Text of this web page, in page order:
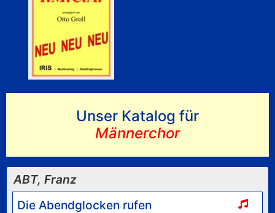
Unser Katalog für
Männerchor
ABT, Franz
Die Abendglocken rufen